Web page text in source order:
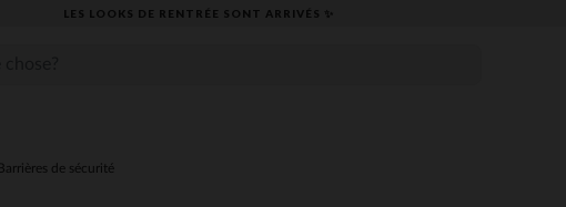
LES LOOKS DE RENTRÉE SONT ARRIVÉS ✨
Barrières de sécurité